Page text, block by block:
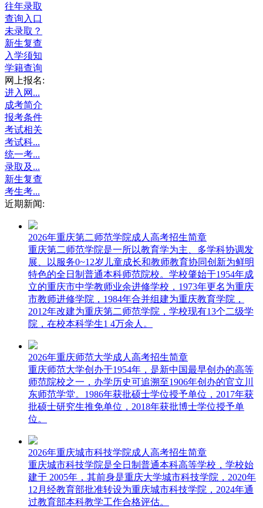
往年录取
查询入口
未录取？
新生复查
入学须知
学籍查询
网上报名:
进入网...
成考简介
报考条件
考试相关
考试科...
统一考...
录取及...
新生复查
考生考...
近期新闻:
2026年重庆第二师范学院成人高考招生简章
重庆第二师范学院是一所以教育学为主、多学科协调发
展、以服务0~12岁儿童成长和教师教育协同创新为鲜明
特色的全日制普通本科师范院校。学校肇始于1954年成
立的重庆市中学教师业余进修学校，1973年更名为重庆
市教师进修学院，1984年合并组建为重庆教育学院，
2012年改建为重庆第二师范学院，学校现有13个二级学
院，在校本科学生1 4万余人。
2026年重庆师范大学成人高考招生简章
重庆师范大学创办于1954年，是新中国最早创办的高等
师范院校之一，办学历史可追溯至1906年创办的官立川
东师范学堂。1986年获批硕士学位授予单位，2017年获
批硕士研究生推免单位，2018年获批博士学位授予单
位。
2026年重庆城市科技学院成人高考招生简章
重庆城市科技学院是全日制普通本科高等学校，学校始
建于 2005年，其前身是重庆大学城市科技学院，2020年
12月经教育部批准转设为重庆城市科技学院，2024年通
过教育部本科教学工作合格评估。